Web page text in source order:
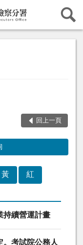
回上一頁
黃 紅
持續營運計畫
。考試院公務人